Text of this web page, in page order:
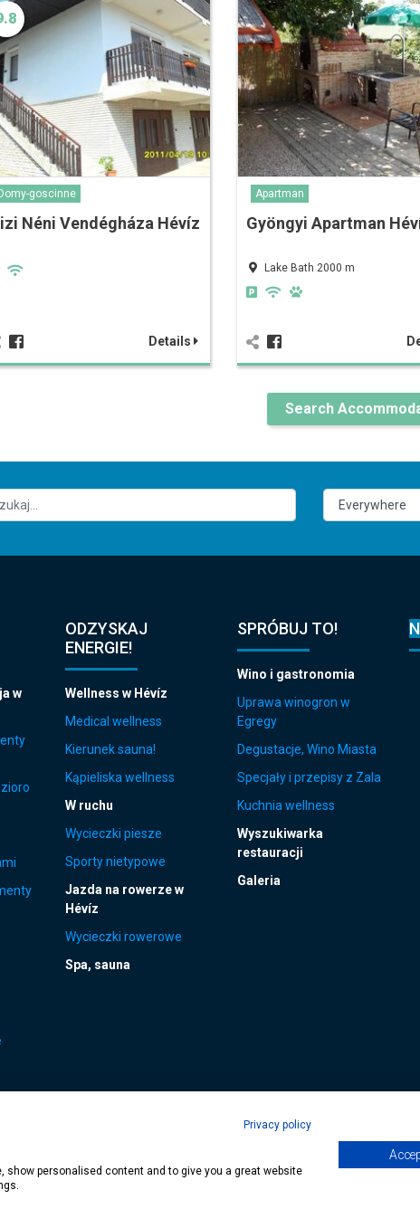
Privacy policy
personalised content and to give you a great website
goscinne
Néni Vendégháza Hévíz
Details
Apartman
Gyöngyi Apartman
Lake Bath 2000 m
Search
w
ODZYSKAJ
ENERGIE!
Wellness w Hévíz
Medical wellness
Kierunek sauna!
Kąpieliska wellness
W ruchu
Wycieczki piesze
Sporty nietypowe
Jazda na rowerze w
Hévíz
Wycieczki rowerowe
Spa, sauna
SPRÓBUJ TO!
Wino i gastronomia
Uprawa winogron w
Egregy
Degustacje, Wino Miasta
Specjały i przepisy z Zala
Kuchnia wellness
Wyszukiwarka
restauracji
Galeria
page | Copyright © 2024 Municipality of Hévíz, Designed by MediaGum|